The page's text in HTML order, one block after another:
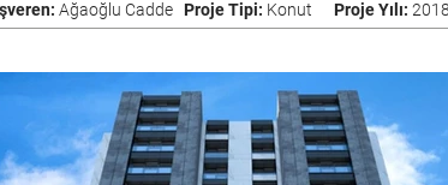
Ağaoğlu Cadde Proje Tipi: Konut Proje Yılı: